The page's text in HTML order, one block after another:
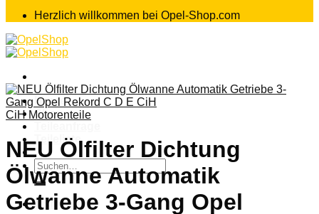
Herzlich willkommen bei Opel-Shop.com
Home
Shop
Teileliste
Suchen
nach:
Anmelden
CiH Motorenteile
NEU Ölfilter Dichtung
Ölwanne Automatik
Getriebe 3-Gang Opel